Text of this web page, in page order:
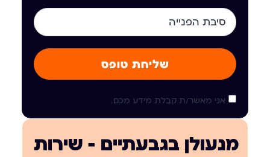
מנעולן בגבעתיים — שירות
אני מאשר/ת קבלת מידע מכם.
שליחת טופס